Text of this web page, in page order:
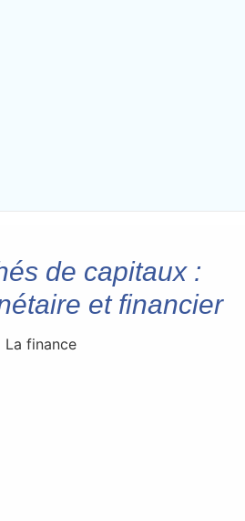
de capitaux :
et financier
La finance